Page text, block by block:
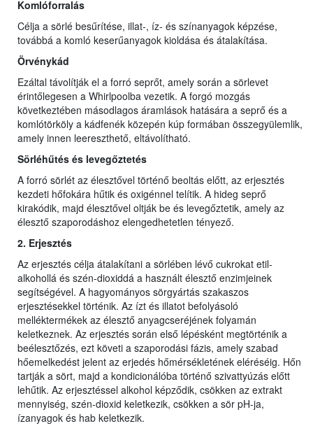
Komlóforralás
Célja a sörlé besűrítése, illat-, íz- és színanyagok képzése,
továbbá a komló keserűanyagok kioldása és átalakítása.
Örvénykád
Ezáltal távolítják el a forró seprőt, amely során a sörlevet
érintőlegesen a Whirlpoolba vezetik. A forgó mozgás
következtében másodlagos áramlások hatására a seprő és a
komlótörköly a kádfenék közepén kúp formában összegyülemlik,
amely innen leereszthető, eltávolítható.
Sörléhűtés és levegőztetés
A forró sörlét az élesztővel történő beoltás előtt, az erjesztés
kezdeti hőfokára hűtik és oxigénnel telítik. A hideg seprő
kirakódik, majd élesztővel oltják be és levegőztetik, amely az
élesztő szaporodáshoz elengedhetetlen tényező.
2. Erjesztés
Az erjesztés célja átalakítani a sörlében lévő cukrokat etil-
alkohollá és szén-dioxiddá a használt élesztő enzimjeinek
segítségével. A hagyományos sörgyártás szakaszos
erjesztésekkel történik. Az ízt és illatot befolyásoló
melléktermékek az élesztő anyagcseréjének folyamán
keletkeznek. Az erjesztés során első lépésként megtörténik a
beélesztőzés, ezt követi a szaporodási fázis, amely szabad
hőemelkedést jelent az erjedés hőmérsékletének eléréséig. Hőn
tartják a sört, majd a kondicionálóba történő szivattyúzás előtt
lehűtik. Az erjesztéssel alkohol képződik, csökken az extrakt
mennyiség, szén-dioxid keletkezik, csökken a sör pH-ja,
ízanyagok és hab keletkezik.